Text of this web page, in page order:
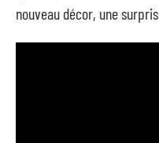
nouveau décor, une